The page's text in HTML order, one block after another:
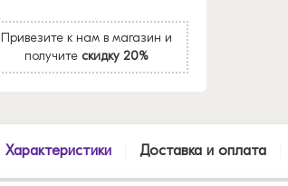
Привезите к нам в магазин и
получите скидку 20%
Характеристики Доставка и оплата